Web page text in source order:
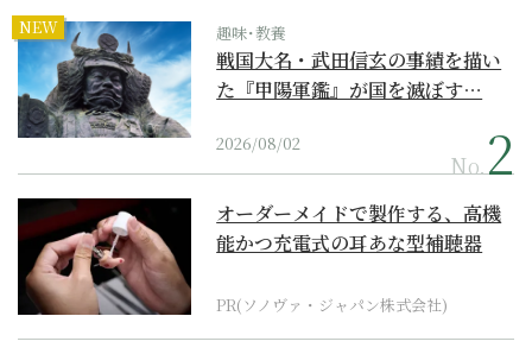
NEW 趣味･教養
戦国大名・武田信玄の事績を描い
た『甲陽軍鑑』が国を滅ぼす…
2026/08/02
No.
オーダーメイドで製作する、高機
能かつ充電式の耳あな型補聴器
PR(ソノヴァ・ジャパン株式会社)